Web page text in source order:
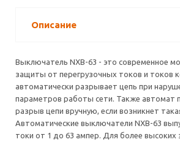
Описание
Выключатель NXB-63 - это современное
защиты от перегрузочных токов и токов
автоматически разрывает цепь при
параметров работы сети. Также автомат
разрыв цепи вручную, если возникнет
Автоматические выключатели NXB-63
токи от 1 до 63 ампер. Для более высоких